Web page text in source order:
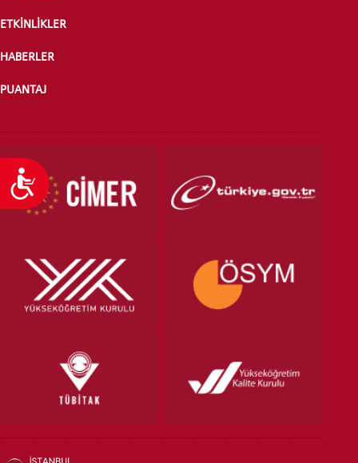
Ulaşılabilirlik
ETKİNLİKLER
HABERLER
PUANTAJ